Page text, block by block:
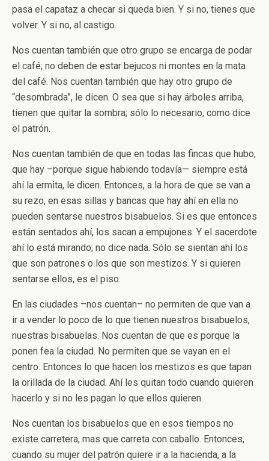
pasa el capataz a checar si queda bien. Y si no, tienes que
volver. Y si no, al castigo.
Nos cuentan también que otro grupo se encarga de podar
el café; no deben de estar bejucos ni montes en la mata
del café. Nos cuentan también que hay otro grupo de
“desombrada”, le dicen. O sea que si hay árboles arriba,
tienen que quitar la sombra; sólo lo necesario, como dice
el patrón.
Nos cuentan también de que en todas las fincas que hubo,
que hay –porque sigue habiendo todavía— siempre está
ahí la ermita, le dicen. Entonces, a la hora de que se van a
su rezo, en esas sillas y bancas que hay ahí en ella no
pueden sentarse nuestros bisabuelos. Si es que entonces
están sentados ahí, los sacan a empujones. Y el sacerdote
ahí lo está mirando; no dice nada. Sólo se sientan ahí los
que son patrones o los que son mestizos. Y si quieren
sentarse ellos, es el piso.
En las ciudades –nos cuentan– no permiten de que van a
ir a vender lo poco de lo que tienen nuestros bisabuelos,
nuestras bisabuelas. Nos cuentan de que es porque la
ponen fea la ciudad. No permiten que se vayan en el
centro. Entonces lo que hacen los mestizos es que tapan
la orillada de la ciudad. Ahí les quitan todo cuando quieren
hacerlo y si no les pagan lo que ellos quieren.
Nos cuentan los bisabuelos que en esos tiempos no
existe carretera, mas que carreta con caballo. Entonces,
cuando su mujer del patrón quiere ir a la hacienda, a la